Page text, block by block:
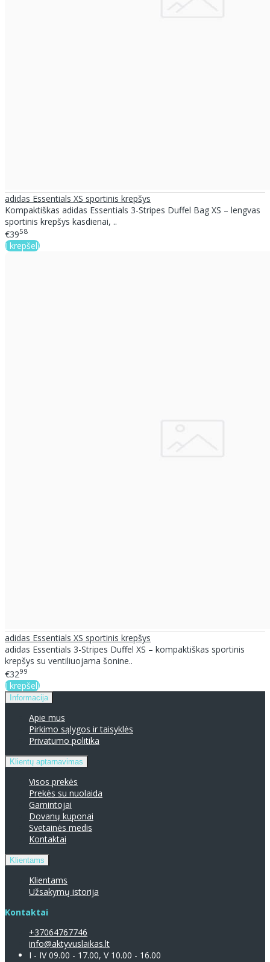
adidas Essentials XS sportinis krepšys
Kompaktiškas adidas Essentials 3-Stripes Duffel Bag XS – lengvas
sportinis krepšys kasdienai, ..
€3958
Į krepšelį
adidas Essentials XS sportinis krepšys
adidas Essentials 3-Stripes Duffel XS – kompaktiškas sportinis
krepšys su ventiliuojama šonine..
€3299
Į krepšelį
Informacija
Apie mus
Pirkimo sąlygos ir taisyklės
Privatumo politika
Klientų aptarnavimas
Visos prekės
Prekės su nuolaida
Gamintojai
Dovanų kuponai
Svetainės medis
Kontaktai
Klientams
Klientams
Užsakymų istorija
Kontaktai
+37064767746
info@aktyvuslaikas.lt
I - IV 09.00 - 17.00, V 10.00 - 16.00